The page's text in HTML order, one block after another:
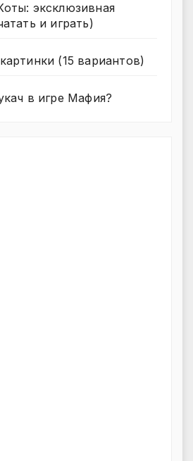
эксклюзивная
и играть)
(15 вариантов)
в игре Мафия?